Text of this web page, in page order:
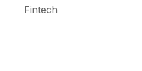
Fintech